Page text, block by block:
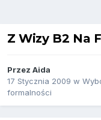
Z Wizy B2 Na
Przez Aida
17 Stycznia 2009 w
formalności